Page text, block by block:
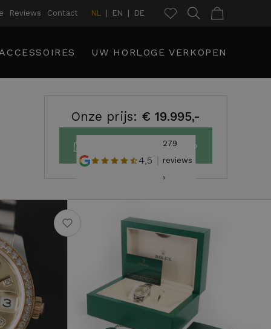
Reviews Contact NL EN DE
ACCESSOIRES UW HORLOGE VERKOPEN
Onze prijs: € 19.995,-
Plaats in winkelmand ›
4,5
279
reviews
›